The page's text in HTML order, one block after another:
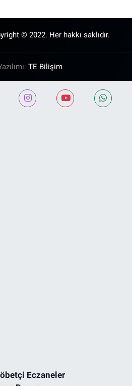
© 2022. Her hakkı saklıdır.
TE Bilişim
Eczaneler